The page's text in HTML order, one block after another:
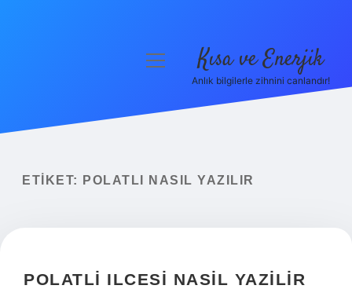
Yasal Uyarı
menüyü
Kısa ve Enerjik
Anlık bilgilerle zihnini canlandır!
ETIKET: POLATLI NASIL YAZILIR
POLATLI ILCESI NASIL YAZILIR